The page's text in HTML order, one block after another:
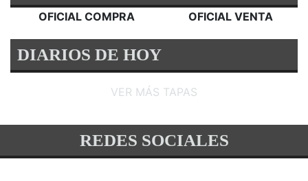
OFICIAL COMPRA OFICIAL VENTA
DIARIOS DE HOY
VER MÁS TAPAS
REDES SOCIALES